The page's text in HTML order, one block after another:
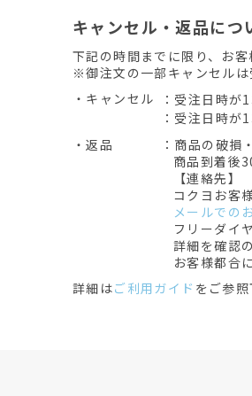
キャンセル・返品につ
下記の時間までに限り、お客
※御注文の一部キャンセル
・キャンセル
：受注日時
：受注日時
・返品
：商品の破損
商品到着後
【連絡先】
コクヨお客
メールでの
フリーダイ
詳細を確認
お客様都合
詳細はご利用ガイド をご参照